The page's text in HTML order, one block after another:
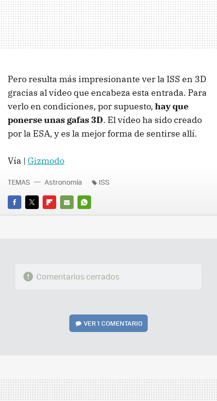
Pero resulta más impresionante ver la ISS en 3D
gracias al vídeo que encabeza esta entrada. Para
verlo en condiciones, por supuesto, hay que
ponerse unas gafas 3D. El vídeo ha sido creado
por la ESA, y es la mejor forma de sentirse allí.
Vía | Gizmodo
FACEBOOK
TWITTERFLIPBOARD
E-
WHATSAPP
TEMAS Astronomía ISS
Comentarios cerrados
VER1 COMENTARIO